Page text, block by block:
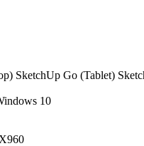
SketchUp Go (Tablet)
10